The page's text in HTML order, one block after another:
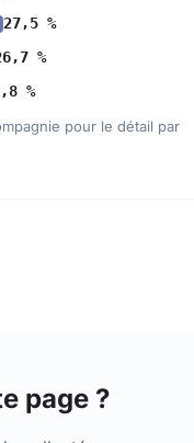
27,5 %
%
%
pour le détail par
page ?